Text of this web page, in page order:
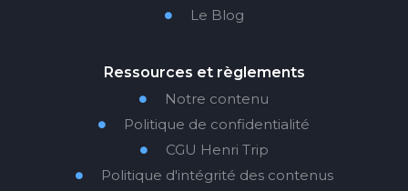
 Le Blog
Ressources et règlements
 Notre contenu
 Politique de confidentialité
 CGU Henri Trip
 Politique d'intégrité des contenus